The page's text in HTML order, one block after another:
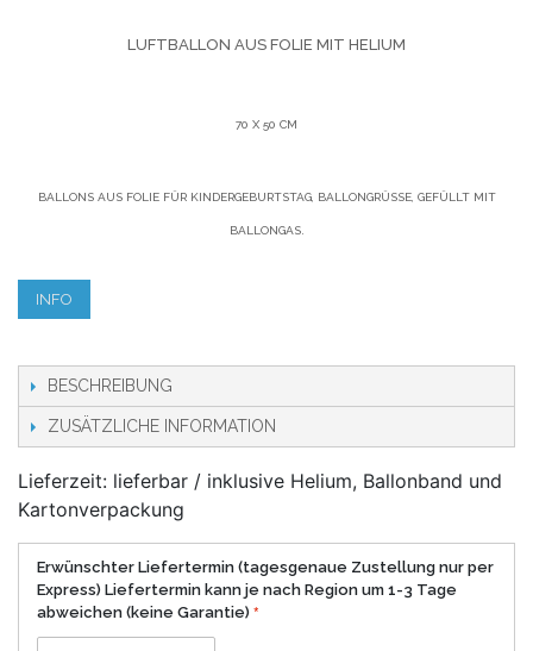
LUFTBALLON AUS FOLIE MIT HELIUM
70 X 50 CM
BALLONS AUS FOLIE FÜR KINDERGEBURTSTAG, BALLONGRÜSSE, GEFÜLLT MIT B
ALLONGAS.
INFO
BESCHREIBUNG
ZUSÄTZLICHE INFORMATION
Lieferzeit: lieferbar / inklusive Helium, Ballonband und
Kartonverpackung
Erwünschter Liefertermin (tagesgenaue Zustellung nur per
Express) Liefertermin kann je nach Region um 1-3 Tage
abweichen (keine Garantie)